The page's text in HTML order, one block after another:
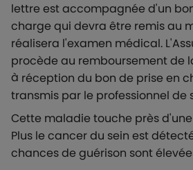
lettre est accompagnée d'un
charge qui devra être remis au
réalisera l'examen médical.
procède au remboursement de
à réception du bon de prise en
transmis par le professionnel de
Cette maladie touche près
Plus le cancer du sein est
chances de guérison sont